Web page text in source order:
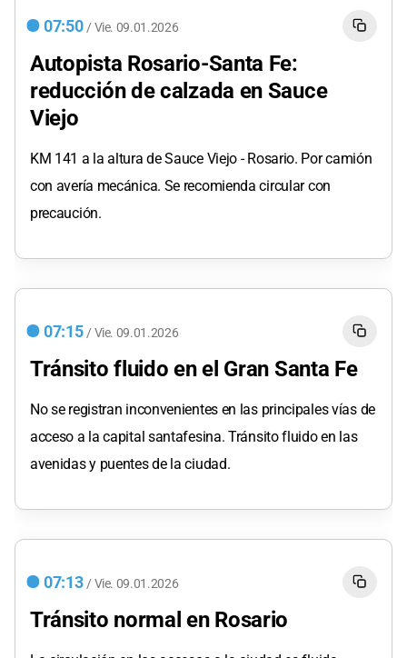
07:50 / Vie. 09.01.2026
Autopista Rosario-Santa Fe:
reducción de calzada en Sauce
Viejo
KM 141 a la altura de Sauce Viejo - Rosario. Por camión
con avería mecánica. Se recomienda circular con
precaución.
07:15 / Vie. 09.01.2026
Tránsito fluido en el Gran Santa Fe
No se registran inconvenientes en las principales vías de
acceso a la capital santafesina. Tránsito fluido en las
avenidas y puentes de la ciudad.
07:13 / Vie. 09.01.2026
Tránsito normal en Rosario